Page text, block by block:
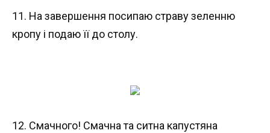
11. На завершення посипаю страву зеленню
кропу і подаю її до столу.
12. Смачного! Смачна та ситна капустяна